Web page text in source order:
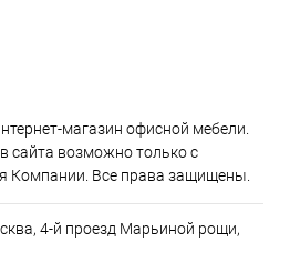
магазин офисной мебели.
сайта возможно только с
Компании. Все права защищены.
4-й проезд Марьиной рощи,